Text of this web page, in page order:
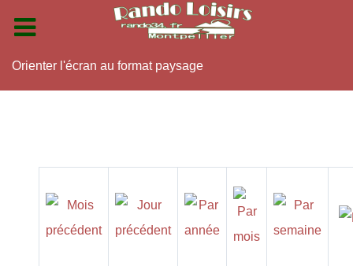
Orienter l'écran au format paysage